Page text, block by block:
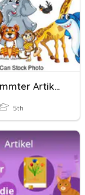
Unbestimmter Artikel (Tiere)
5th